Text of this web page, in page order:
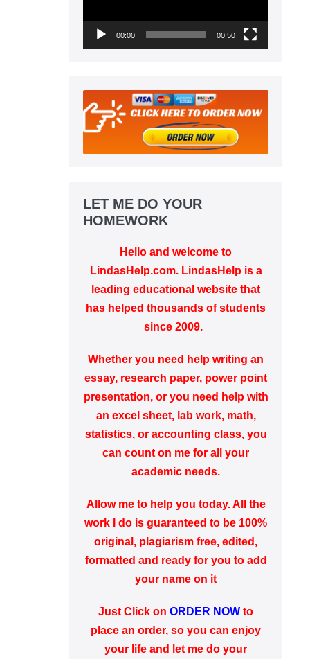
00:00 00:50
LET ME DO YOUR
HOMEWORK
Hello and welcome to
LindasHelp.com. LindasHelp is a
leading educational website that
has helped thousands of students
since 2009.
Whether you need help writing an
essay, research paper, power point
presentation, or you need help with
an excel sheet, lab work, math,
statistics, or accounting class, you
can count on me for all your
academic needs.
Allow me to help you today. All the
work I do is guaranteed to be 100%
original, plagiarism free, edited,
formatted and ready for you to add
your name on it
Just Click on ORDER NOW to
place an order, so you can enjoy
your life and let me do your